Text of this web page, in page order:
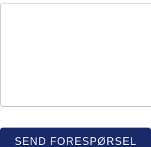
SEND FORESPØRSEL